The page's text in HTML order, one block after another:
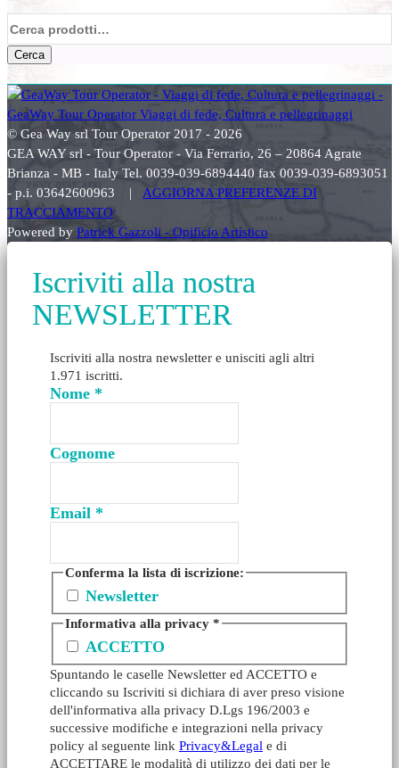
Cerca:
Cerca
© Gea Way srl Tour Operator 2017 - 2026
GEA WAY srl - Tour Operator - Via Ferrario, 26 – 20864 Agrate
Brianza - MB - Italy Tel. 0039-039-6894440 fax 0039-039-6893051
- p.i. 03642600963 | AGGIORNA PREFERENZE DI
TRACCIAMENTO
Powered by Patrick Gazzoli - Opificio Artistico
Iscriviti alla nostra
NEWSLETTER
Iscriviti alla nostra newsletter e unisciti agli altri
1.971 iscritti.
Nome *
Cognome
Email *
Conferma la lista di iscrizione:
Newsletter
Informativa alla privacy*
ACCETTO
Spuntando le caselle Newsletter ed ACCETTO e
cliccando su Iscriviti si dichiara di aver preso visione
dell'informativa alla privacy D.Lgs 196/2003 e
successive modifiche e integrazioni nella privacy
policy al seguente link Privacy&Legal e di
ACCETTARE le modalità di utilizzo dei dati per le